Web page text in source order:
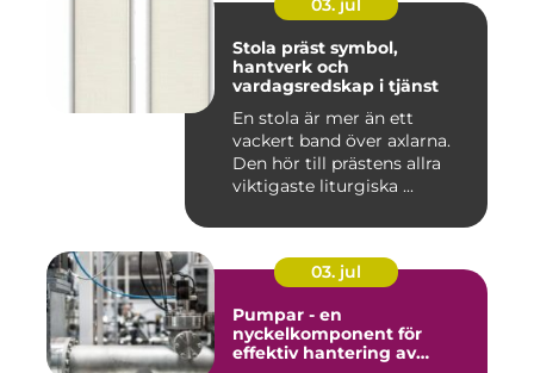
03. jul
Stola präst symbol,
hantverk och
vardagsredskap i tjänst
En stola är mer än ett
vackert band över axlarna.
Den hör till prästens allra
viktigaste liturgiska ...
03. jul
Pumpar - en
nyckelkomponent för
effektiv hantering av